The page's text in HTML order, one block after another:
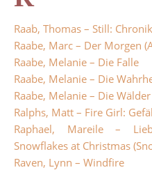
Raab, Thomas – Still:
Raabe, Marc – Der Morgen
Raabe, Melanie – Die Falle
Raabe, Melanie – Die
Raabe, Melanie – Die Wälder
Ralphs, Matt – Fire Girl:
Raphael, Mareile –
Snowflakes at Christmas
Raven, Lynn – Windfire